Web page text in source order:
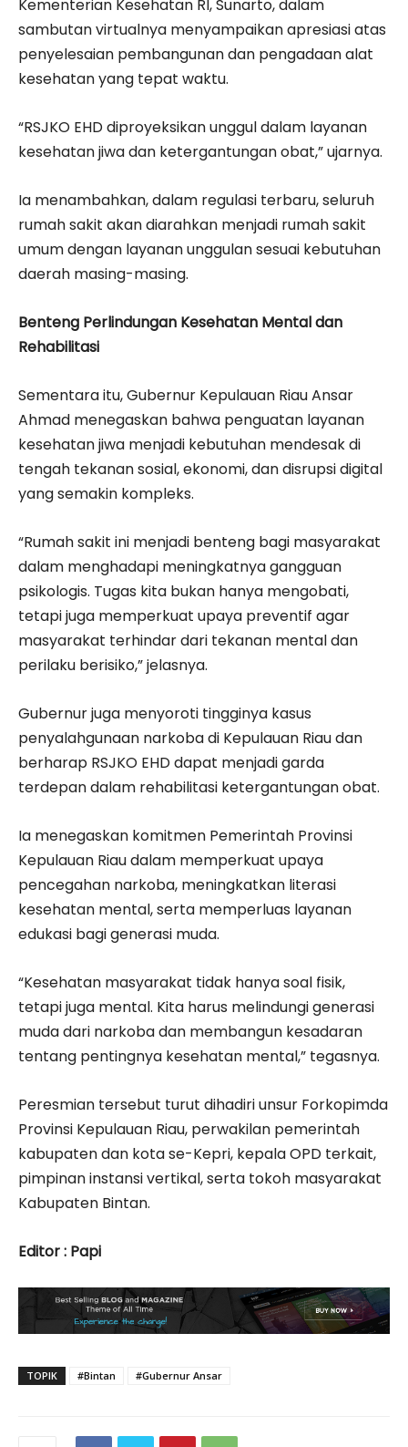
Kementerian Kesehatan RI, Sunarto, dalam
sambutan virtualnya menyampaikan apresiasi atas
penyelesaian pembangunan dan pengadaan alat
kesehatan yang tepat waktu.
“RSJKO EHD diproyeksikan unggul dalam layanan
kesehatan jiwa dan ketergantungan obat,” ujarnya.
Ia menambahkan, dalam regulasi terbaru, seluruh
rumah sakit akan diarahkan menjadi rumah sakit
umum dengan layanan unggulan sesuai kebutuhan
daerah masing-masing.
Benteng Perlindungan Kesehatan Mental dan
Rehabilitasi
Sementara itu, Gubernur Kepulauan Riau Ansar
Ahmad menegaskan bahwa penguatan layanan
kesehatan jiwa menjadi kebutuhan mendesak di
tengah tekanan sosial, ekonomi, dan disrupsi digital
yang semakin kompleks.
“Rumah sakit ini menjadi benteng bagi masyarakat
dalam menghadapi meningkatnya gangguan
psikologis. Tugas kita bukan hanya mengobati,
tetapi juga memperkuat upaya preventif agar
masyarakat terhindar dari tekanan mental dan
perilaku berisiko,” jelasnya.
Gubernur juga menyoroti tingginya kasus
penyalahgunaan narkoba di Kepulauan Riau dan
berharap RSJKO EHD dapat menjadi garda
terdepan dalam rehabilitasi ketergantungan obat.
Ia menegaskan komitmen Pemerintah Provinsi
Kepulauan Riau dalam memperkuat upaya
pencegahan narkoba, meningkatkan literasi
kesehatan mental, serta memperluas layanan
edukasi bagi generasi muda.
“Kesehatan masyarakat tidak hanya soal fisik,
tetapi juga mental. Kita harus melindungi generasi
muda dari narkoba dan membangun kesadaran
tentang pentingnya kesehatan mental,” tegasnya.
Peresmian tersebut turut dihadiri unsur Forkopimda
Provinsi Kepulauan Riau, perwakilan pemerintah
kabupaten dan kota se-Kepri, kepala OPD terkait,
pimpinan instansi vertikal, serta tokoh masyarakat
Kabupaten Bintan.
Editor : Papi
TOPIK #Bintan #Gubernur Ansar